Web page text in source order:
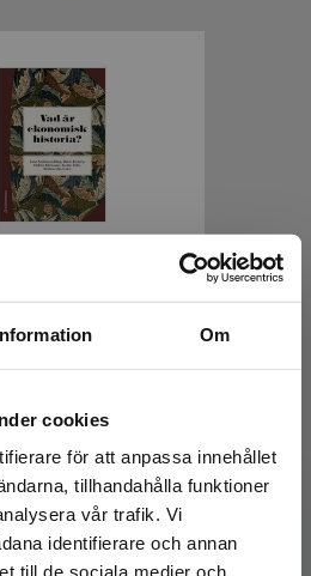
Om
cookies
för att anpassa innehållet
tillhandahålla funktioner
vår trafik. Vi
identifierare och annan
till de sociala medier och
fraktregion
Lena m.fl. (red.)